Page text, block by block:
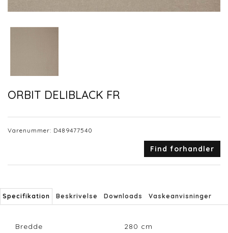
ORBIT DELIBLACK FR
Varenummer: D489477540
Find forhandler
Specifikation Beskrivelse Downloads Vaskeanvisninger
Bredde 280 cm